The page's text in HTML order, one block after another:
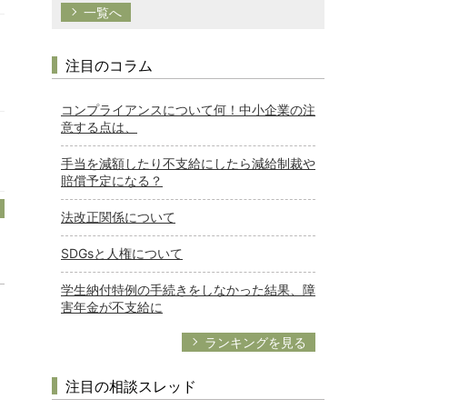
一覧へ
注目のコラム
コンプライアンスについて何！中小企業の注
意する点は、
手当を減額したり不支給にしたら減給制裁や
賠償予定になる？
法改正関係について
SDGsと人権について
学生納付特例の手続きをしなかった結果、障
害年金が不支給に
ランキングを見る
注目の相談スレッド